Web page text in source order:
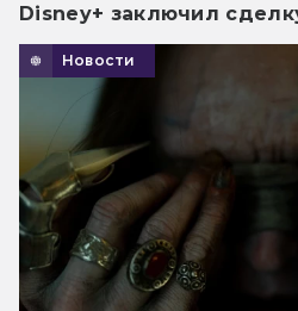
Disney+ заключил
Новости